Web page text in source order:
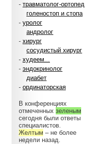
- травматолог-ортопед
голеностоп и стопа
- уролог
андролог
- хирург
сосудистый хирург
- худеем...
- эндокринолог
диабет
- ординаторская
В конференциях
отмеченных зеленым
сегодня были ответы
специалистов.
Желтым – не более
недели назад.